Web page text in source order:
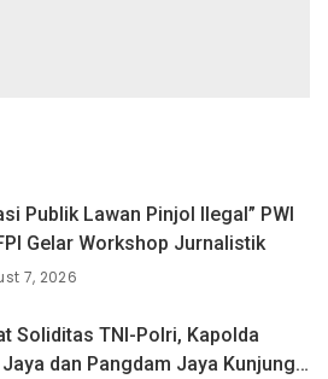
Publik Lawan Pinjol Ilegal” PWI
Gelar Workshop Jurnalistik
7, 2026
Soliditas TNI-Polri, Kapolda
dan Pangdam Jaya Kunjungi